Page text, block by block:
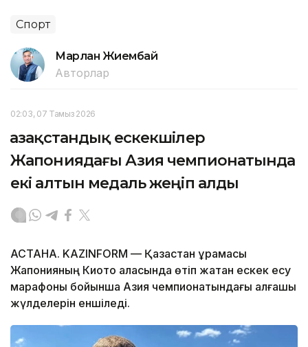
Спорт
Марлан Жиембай
Авторлар
02:03, 07 Тамыз 2026
Қазақстандық ескекшілер
Жапониядағы Азия чемпионатында
екі алтын медаль жеңіп алды
АСТАНА. KAZINFORM — Қазақстан құрамасы
Жапонияның Киото қаласында өтіп жатқан ескек есу
марафоны бойынша Азия чемпионатындағы алғашқы
жүлделерін еншіледі.